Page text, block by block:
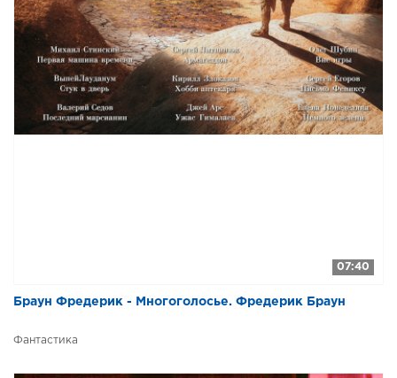
07:40
Браун Фредерик - Многоголосье. Фредерик Браун
Фантастика